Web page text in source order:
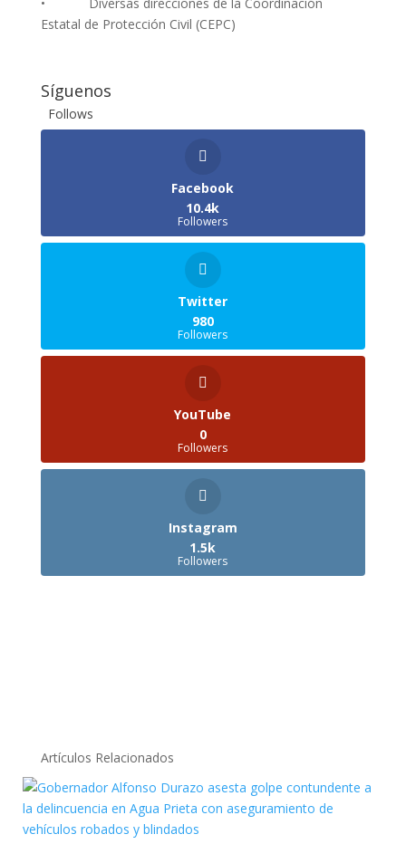
Estatal de Protección Civil (CEPC)
Síguenos
Follows
Facebook
10.4k
Followers
Twitter
980
Followers
YouTube
0
Followers
Instagram
1.5k
Followers
Artículos Relacionados